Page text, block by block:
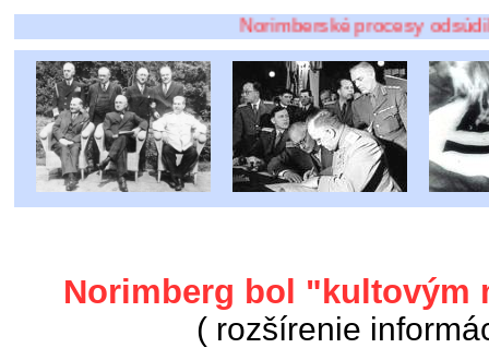
Norimberské procesy odsúdili
Norimberg bol "kultovým
( rozšírenie